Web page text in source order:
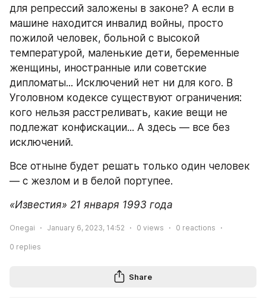
для репрессий заложены в законе? А если в
машине находится инвалид войны, просто
пожилой человек, больной с высокой
температурой, маленькие дети, беременные
женщины, иностранные или советские
дипломаты... Исключений нет ни для кого. В
Уголовном кодексе существуют ограничения:
кого нельзя расстреливать, какие вещи не
подлежат конфискации... А здесь — все без
исключений.
Все отныне будет решать только один человек
— с жезлом и в белой портупее.
«Известия» 21 января 1993 года
Onegai January 6, 2023, 14:52 0 views 0 reactions
0 replies
Share